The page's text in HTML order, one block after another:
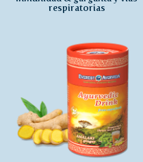
respiratorias